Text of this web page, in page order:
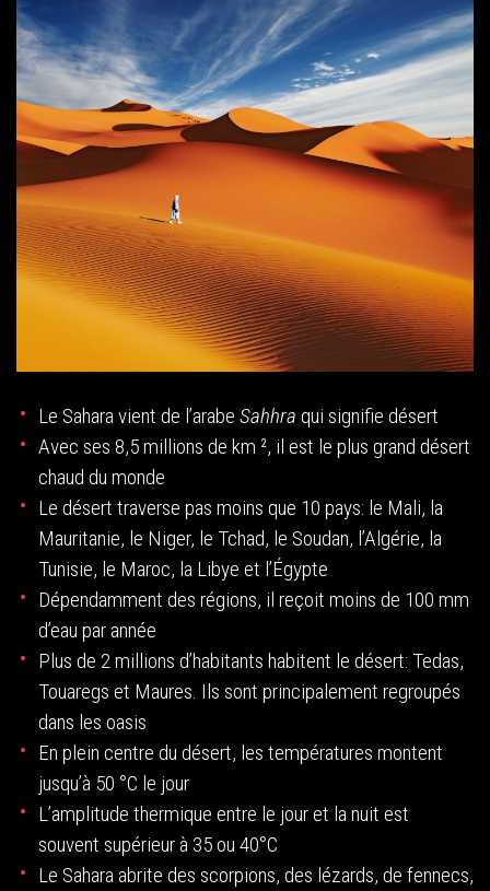
Le Sahara vient de l’arabe Sahhra qui signifie désert
Avec ses 8,5 millions de km ², il est le plus grand désert
chaud du monde
Le désert traverse pas moins que 10 pays: le Mali, la
Mauritanie, le Niger, le Tchad, le Soudan, l’Algérie, la
Tunisie, le Maroc, la Libye et l’Égypte
Dépendamment des régions, il reçoit moins de 100 mm
d’eau par année
Plus de 2 millions d’habitants habitent le désert: Tedas,
Touaregs et Maures. Ils sont principalement regroupés
dans les oasis
En plein centre du désert, les températures montent
jusqu’à 50 °C le jour
L’amplitude thermique entre le jour et la nuit est
souvent supérieur à 35 ou 40°C
Le Sahara abrite des scorpions, des lézards, de fennecs,